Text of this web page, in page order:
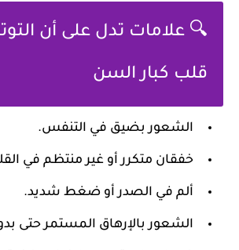
🔍 علامات تدل على أن
قلب كبار السن
الشعور بضيق في التنفس.
خفقان متكرر أو غير منتظم في
ألم في الصدر أو ضغط شديد.
الشعور بالإرهاق المستمر حتى